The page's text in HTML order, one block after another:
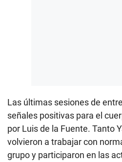
Las últimas sesiones de
señales positivas para el
por Luis de la Fuente. Tanto
volvieron a trabajar con
grupo y participaron en las